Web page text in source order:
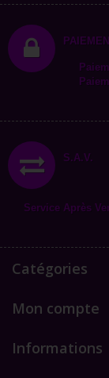
S.A.V.
Service Après
Catégories
Mon compte
Informations